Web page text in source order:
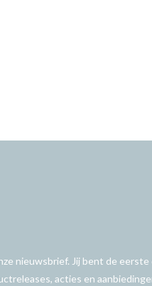
nieuwsbrief. Jij bent de
acties en